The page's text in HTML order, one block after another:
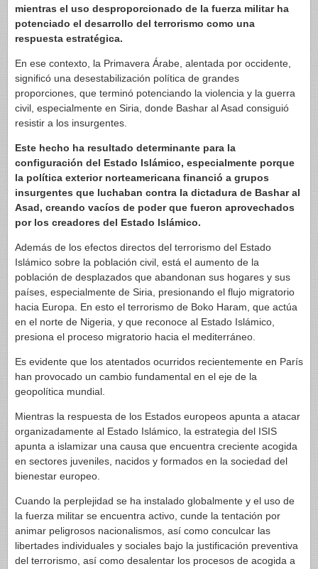
mientras el uso desproporcionado de la fuerza militar ha
potenciado el desarrollo del terrorismo como una
respuesta estratégica.
En ese contexto, la Primavera Árabe, alentada por occidente,
significó una desestabilización política de grandes
proporciones, que terminó potenciando la violencia y la guerra
civil, especialmente en Siria, donde Bashar al Asad consiguió
resistir a los insurgentes.
Este hecho ha resultado determinante para la
configuración del Estado Islámico, especialmente porque
la política exterior norteamericana financió a grupos
insurgentes que luchaban contra la dictadura de Bashar al
Asad, creando vacíos de poder que fueron aprovechados
por los creadores del Estado Islámico.
Además de los efectos directos del terrorismo del Estado
Islámico sobre la población civil, está el aumento de la
población de desplazados que abandonan sus hogares y sus
países, especialmente de Siria, presionando el flujo migratorio
hacia Europa. En esto el terrorismo de Boko Haram, que actúa
en el norte de Nigeria, y que reconoce al Estado Islámico,
presiona el proceso migratorio hacia el mediterráneo.
Es evidente que los atentados ocurridos recientemente en París
han provocado un cambio fundamental en el eje de la
geopolítica mundial.
Mientras la respuesta de los Estados europeos apunta a atacar
organizadamente al Estado Islámico, la estrategia del ISIS
apunta a islamizar una causa que encuentra creciente acogida
en sectores juveniles, nacidos y formados en la sociedad del
bienestar europeo.
Cuando la perplejidad se ha instalado globalmente y el uso de
la fuerza militar se encuentra activo, cunde la tentación por
animar peligrosos nacionalismos, así como conculcar las
libertades individuales y sociales bajo la justificación preventiva
del terrorismo, así como desalentar los procesos de acogida a